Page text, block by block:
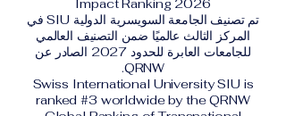
Impact Ranking 2026
تم تصنيف الجامعة السويسرية الدولية SIU في
المركز الثالث عالميًا ضمن التصنيف العالمي
للجامعات العابرة للحدود 2027 الصادر عن
QRNW.
Swiss International University SIU is
ranked #3 worldwide by the QRNW